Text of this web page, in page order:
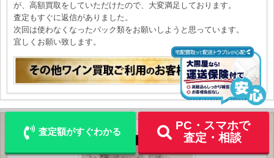
が、高額買取をしていただけたので、大変満足しております。
査定もすぐに返信がありました。
次回は使わなくなったバック類をお願いしようと思っています。
宜しくお願い致します。
査定額がすぐわかる
PC・スマホで
査定・相談
LINE査定 メール査定
出張買取